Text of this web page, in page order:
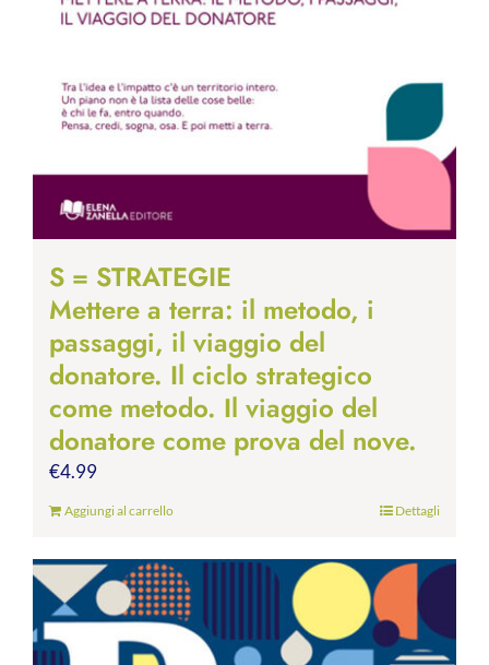
S = STRATEGIE
Mettere a terra: il metodo, i
passaggi, il viaggio del
donatore. Il ciclo strategico
come metodo. Il viaggio del
donatore come prova del nove.
€4.99
Aggiungi al carrello Dettagli